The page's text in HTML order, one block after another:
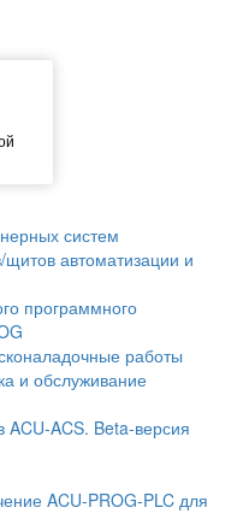
систем
автоматизации и
программного
работы
и обслуживание
ACS. Beta-версия
ACU-PROG-PLC для